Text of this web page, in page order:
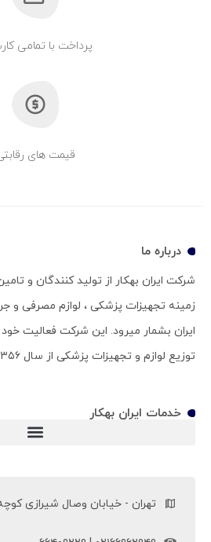
پرداخت با تمامی
قیمت های
درباره ما
شرکت ایران بهکار از تولید کنندگان و
زمینه تجهیزات پزشکی ، لوازم مصرفی و
ایران بشمار میرود. این شرکت فعالیت خود
توزیع لوازم و تجهیزات پزشکی از سال ۱۳۵۶ آغاز نموده است.
خدمات ایران بهکار
تهران - خیابان وصال شیرازی کوچه